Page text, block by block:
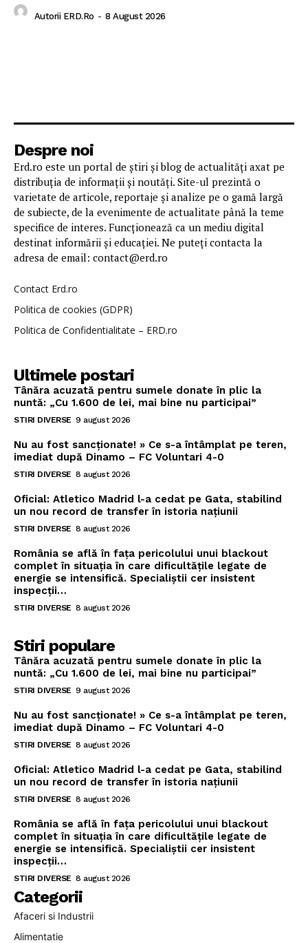
Autorii ERD.ro - 8 August 2026
Despre noi
Erd.ro este un portal de știri și blog de actualități axat pe
distribuția de informații și noutăți. Site-ul prezintă o
varietate de articole, reportaje și analize pe o gamă largă
de subiecte, de la evenimente de actualitate până la teme
specifice de interes. Funcționează ca un mediu digital
destinat informării și educației. Ne puteți contacta la
adresa de email: contact@erd.ro
Contact Erd.ro
Politica de cookies (GDPR)
Politica de Confidentialitate – ERD.ro
Ultimele postari
Tânăra acuzată pentru sumele donate în plic la
nuntă: „Cu 1.600 de lei, mai bine nu participai”
STIRI DIVERSE 9 august 2026
Nu au fost sancționate! » Ce s-a întâmplat pe teren,
imediat după Dinamo – FC Voluntari 4-0
STIRI DIVERSE 8 august 2026
Oficial: Atletico Madrid l-a cedat pe Gata, stabilind
un nou record de transfer în istoria națiunii
STIRI DIVERSE 8 august 2026
România se află în fața pericolului unui blackout
complet în situația în care dificultățile legate de
energie se intensifică. Specialiștii cer insistent
inspecții…
STIRI DIVERSE 8 august 2026
Stiri populare
Tânăra acuzată pentru sumele donate în plic la
nuntă: „Cu 1.600 de lei, mai bine nu participai”
STIRI DIVERSE 9 august 2026
Nu au fost sancționate! » Ce s-a întâmplat pe teren,
imediat după Dinamo – FC Voluntari 4-0
STIRI DIVERSE 8 august 2026
Oficial: Atletico Madrid l-a cedat pe Gata, stabilind
un nou record de transfer în istoria națiunii
STIRI DIVERSE 8 august 2026
România se află în fața pericolului unui blackout
complet în situația în care dificultățile legate de
energie se intensifică. Specialiștii cer insistent
inspecții…
STIRI DIVERSE 8 august 2026
Categorii
Afaceri si Industrii
Alimentatie